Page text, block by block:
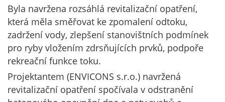
Byla navržena rozsáhlá revitalizační opatření,
která měla směřovat ke zpomalení odtoku,
zadržení vody, zlepšení stanovištních podmínek
pro ryby vložením zdrsňujících prvků, podpoře
rekreační funkce toku.
Projektantem (ENVICONS s.r.o.) navržená
revitalizační opatření spočívala v odstranění